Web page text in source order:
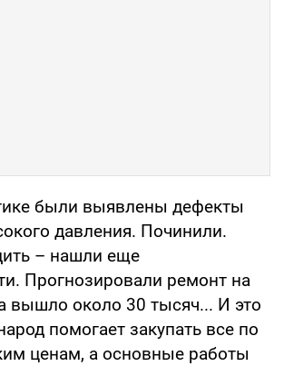
были выявлены дефекты
давления. Починили.
– нашли еще
Прогнозировали ремонт на
вышло около 30 тысяч... И это
помогает закупать все по
ценам, а основные работы